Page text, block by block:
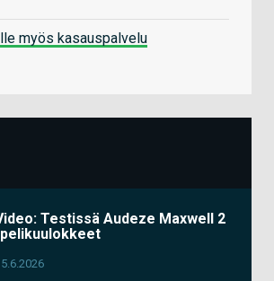
myös kasauspalvelu
Testissä Audeze Maxwell 2